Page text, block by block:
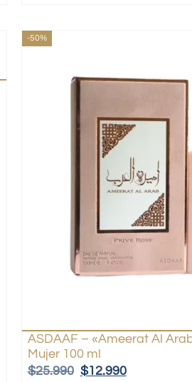
-50%
ASDAAF – «Ameerat Al
Mujer 100 ml
$25.990 $12.990